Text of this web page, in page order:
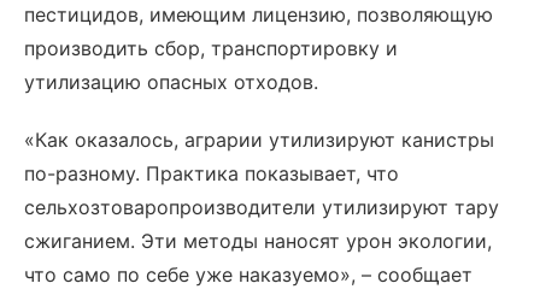
пестицидов, имеющим лицензию, позволяющую
производить сбор, транспортировку и
утилизацию опасных отходов.
«Как оказалось, аграрии утилизируют канистры
по-разному. Практика показывает, что
сельхозтоваропроизводители утилизируют тару
сжиганием. Эти методы наносят урон экологии,
что само по себе уже наказуемо», – сообщает